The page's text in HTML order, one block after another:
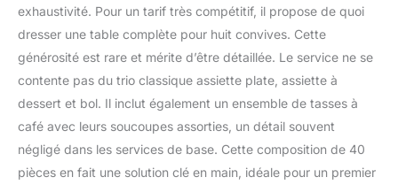
toute autre vaisselle que
vous possédez.
VAISSELLE DE CAMPING
- Pas besoin de vaisselle
supplémentaire à la
maison ? Vous pouvez
également utiliser cet
Alpina parfaitement
comme vaisselle de
exhaustivité. Pour un tarif très compétitif, il propose de quoi
dresser une table complète pour huit convives. Cette
générosité est rare et mérite d’être détaillée. Le service ne se
contente pas du trio classique assiette plate, assiette à
dessert et bol. Il inclut également un ensemble de tasses à
café avec leurs soucoupes assorties, un détail souvent
négligé dans les services de base. Cette composition de 40
pièces en fait une solution clé en main, idéale pour un premier